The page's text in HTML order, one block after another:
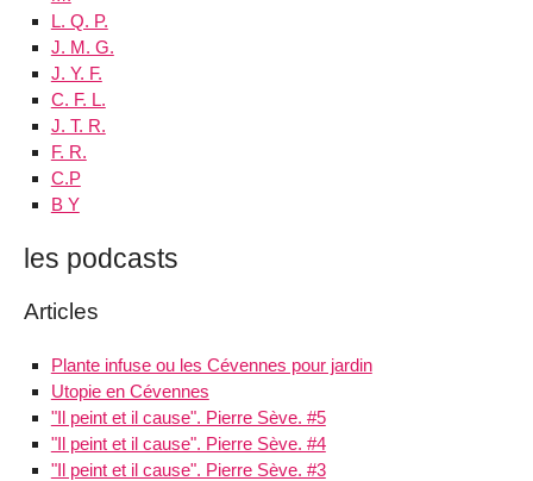
L. Q. P.
J. M. G.
J. Y. F.
C. F. L.
J. T. R.
F. R.
C.P
B Y
les podcasts
Articles
Plante infuse ou les Cévennes pour jardin
Utopie en Cévennes
"Il peint et il cause". Pierre Sève. #5
"Il peint et il cause". Pierre Sève. #4
"Il peint et il cause". Pierre Sève. #3